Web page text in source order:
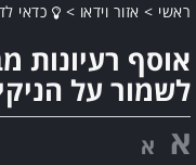
ראשי > אזור וידאו > כדאי
אוסף רעיונות
לשמור על
א א